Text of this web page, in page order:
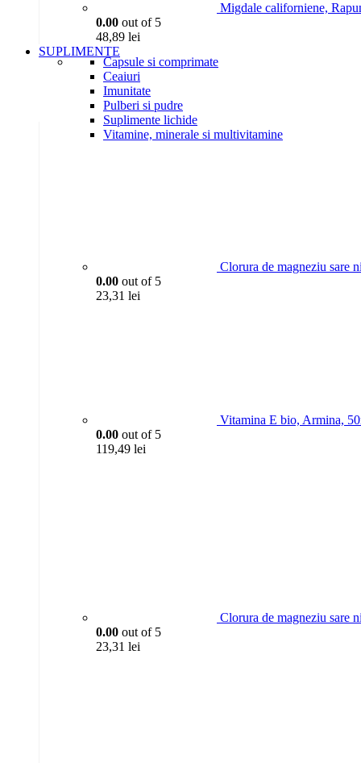
Migdale californiene,
0.00 out of 5
48,89 lei
SUPLIMENTE
Capsule si comprimate
Ceaiuri
Imunitate
Pulberi si pudre
Suplimente lichide
Vitamine, minerale si multivitamine
Clorura de magneziu sare
0.00 out of 5
23,31 lei
Vitamina E bio, Armina,
0.00 out of 5
119,49 lei
Clorura de magneziu sare
0.00 out of 5
23,31 lei